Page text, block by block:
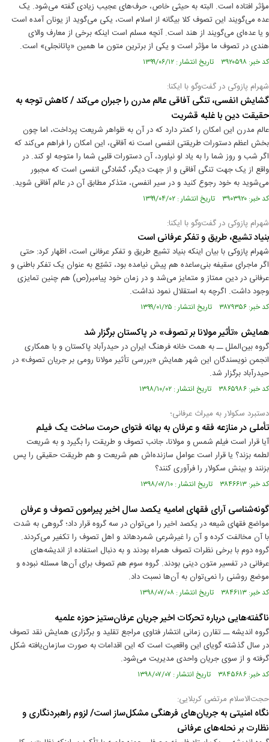
مؤثر افتاده است. البته به حیثی خاص، حرف‌های عجیب زیادی گفته می‌شود. یک
عده می‌گویند این تصوف کلا بیگانه از اسلام است، یکی می‌گوید از یونان آمده است
و یا عده‌ای می‌گویند از هند است. آنچه مسلم است اینکه برخی از معارف والای
هندی در تصوف ما مؤثر است و یکی از برترین متون ما همین «پاتانجلی» است.
کد خبر: ۳۹۲۰۵۹۸ تاریخ انتشار : ۱۳۹۹/۰۶/۱۲
شهرام پازوکی در گفت‌وگو با ایکنا:
گشایش انفسی، تنگی آفاقی عالم مدرن را جبران می‌کند / کاهش توجه به
حقیقت دین با غلبه قشريت
عالم مدرن این امکان را کمتر دارد که در آن به ظواهر شریعت پرداخت، اما چون
بخش اعظم دستورات طریقتی انفسى است نه آفاقى، این امکان را فراهم می‌کند که
اگر شب و روز شما را به یاد او نیاورد، آن دستورات قلبى شما را متوجه او کند. در
واقع از یک جهت تنگى آفاقى و از جهت دیگر، گشادگى انفسى است که مجبور
می‌شوید به خود رجوع کنید و در سیر انفسى، متذکر مطابق آن در عالم آفاقى شوید.
کد خبر: ۳۹۰۳۹۲۰ تاریخ انتشار : ۱۳۹۹/۰۴/۰۲
شهرام پازوکی در گفت‌وگو با ایکنا:
بنیاد تشیع، طریق و تفکر عرفانى است
شهرام پازوکی با بیان اینکه بنیاد تشیع طریق و تفکر عرفانی است، اظهار کرد: حتی
اگر ماجرای سقیفه بنی‌ساعده هم پیش نیامده بود، تشیّع به عنوان یک تفکر باطنی و
عرفانی در دین ممتاز و متمایز می‌شد و در زمان خود پیامبر(ص) هم‌ چنین تمایزى
وجود داشت. اگرچه به استقلال نمود نداشت.
کد خبر: ۳۸۷۹۳۵۶ تاریخ انتشار : ۱۳۹۹/۰۱/۲۵
همایش «تأثیر مولانا بر تصوف» در پاکستان برگزار شد
گروه بین‌الملل ــ به همت خانه فرهنگ ایران در حیدرآباد پاکستان و با همکاری
انجمن نویسندگان این شهر همایش «بررسی تأثیر مولانا رومی بر جریان تصوف» در
حیدرآباد برگزار شد.
کد خبر: ۳۸۶۵۹۸۶ تاریخ انتشار : ۱۳۹۸/۱۰/۰۲
دستبرد سکولار به میراث عرفانی؛
تأملی در منازعه فقه و عرفان به بهانه فتوای حرمت ساخت یک فیلم
آیا قرار است فیلم شمس و مولانا، جانب تصوف و طریقت را بگیرد و به شریعت
لطمه بزند؟ یا قرار است عوامل سازنده‌اش هم شریعت و هم طریقت حقیقی را پس
بزنند و بینش سکولار را فرآوری کنند؟
کد خبر: ۳۸۴۶۶۱۳ تاریخ انتشار : ۱۳۹۸/۰۷/۱۰
گونه‌شناسی آرای فقهای امامیه یکصد سال اخیر پیرامون تصوف و عرفان
مواضع فقهای شیعه در یکصد اخیر را می‌توان در سه گروه قرار داد؛ گروهی به شدت
با آن مخالفت کرده و آن را غیرشرعی شمردهاند و اهل تصوف را تکفیر می‌کردند.
گروه دوم با برخی نظرات تصوف همراه بودند و به دنبال استفاده از اندیشه‌های
عرفانی در تفسیر متون دینی بودند. گروه سوم هم تصوف برای آن‌ها مسئله نبوده و
موضع روشنی را نمی‌توان به آن‌ها نسبت داد.
کد خبر: ۳۸۴۶۱۱۳ تاریخ انتشار : ۱۳۹۸/۰۷/۰۸
ناگفته‌هایی درباره تحرکات اخیر جریان عرفان‌ستیز حوزه علمیه
گروه اندیشه ــ تقارن زمانی انتشار فتاوی مراجع تقلید و برگزاری همایش نقد تصوف
در سال گذشته گویای این واقعیت است که این اقدامات به صورت سازمان‌یافته شکل
گرفته و از سوی جریان واحدی مدیریت می‌شود.
کد خبر: ۳۸۴۵۶۸۶ تاریخ انتشار : ۱۳۹۸/۰۷/۰۷
حجت‌الاسلام مرتضی کربلایی:
نگاه امنیتی به جریان‌های فرهنگی مشکل‌ساز است/ لزوم راهبردنگاری و
نظارت بر نحله‌های عرفانی